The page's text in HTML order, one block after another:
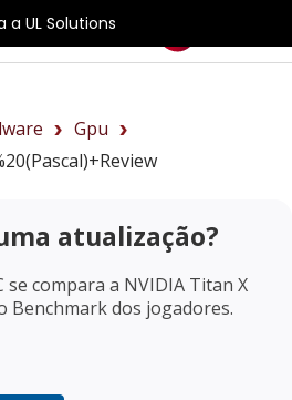
a UL Solutions
Gpu
atualização?
se compara a NVIDIA Titan X
Benchmark dos jogadores.